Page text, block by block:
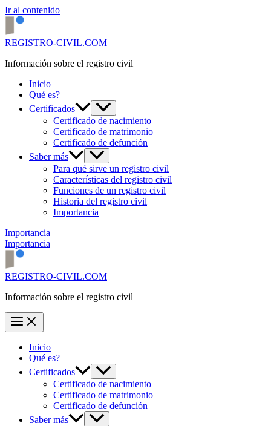
Ir al contenido
REGISTRO-CIVIL.COM
Información sobre el registro civil
Inicio
Qué es?
Certificados
Certificado de nacimiento
Certificado de matrimonio
Certificado de defunción
Saber más
Para qué sirve un registro civil
Características del registro civil
Funciones de un registro civil
Historia del registro civil
Importancia
Importancia
Importancia
REGISTRO-CIVIL.COM
Información sobre el registro civil
Inicio
Qué es?
Certificados
Certificado de nacimiento
Certificado de matrimonio
Certificado de defunción
Saber más